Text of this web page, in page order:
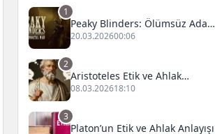
1
Peaky Blinders: Ölümsüz Adam
Film Konusu, Oyuncuları ve
İnceleme
20.03.202600:06
2
Aristoteles Etik ve Ahlak
Felsefesi
08.03.202618:10
3
Platon’un Etik ve Ahlak Anlayışı